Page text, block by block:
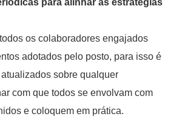
para alinhar as estratégias
os colaboradores engajados
adotados pelo posto, para isso é
sobre qualquer
com que todos se envolvam com
e coloquem em prática.